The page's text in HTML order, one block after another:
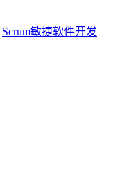
Scrum敏捷软件开发